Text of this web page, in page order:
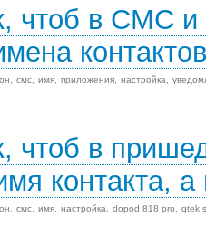
чтоб в СМС
смс имя приложения настройка
чтоб в
контакта,
смс имя настройка dopod 818 pro qtek